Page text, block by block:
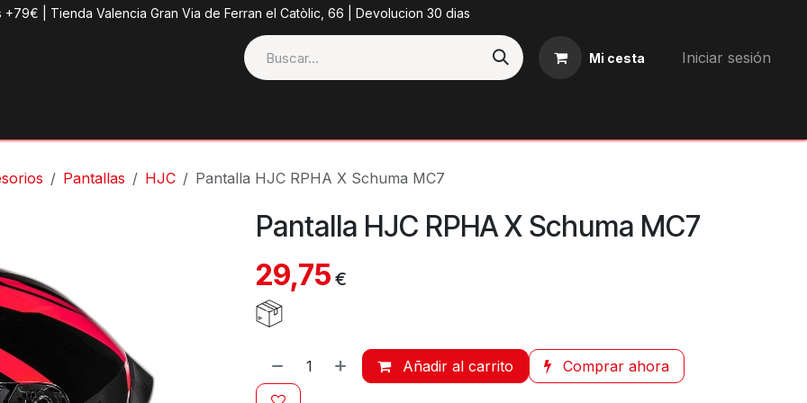
+79€ | Tienda Valencia Gran Via de Ferran el Catòlic, 66 | Devolucion 30 dias
Mi cesta Iniciar sesión
Pantallas HJC Pantalla HJC RPHA X Schuma MC7
Pantalla HJC RPHA X Schuma MC7
29,75 €
Añadir al carrito Comprar ahora